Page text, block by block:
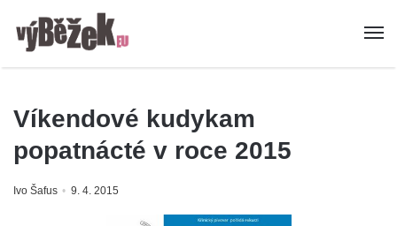
Víkendové kudykam
popatnácté v roce 2015
Ivo Šafus 9. 4. 2015